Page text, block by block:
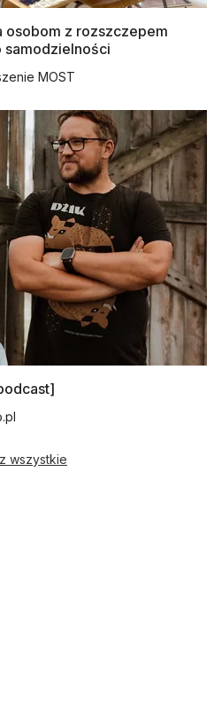
osobom z rozszczepem
samodzielności
MOST
wszystkie